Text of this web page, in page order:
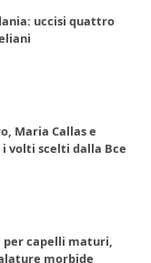
uccisi quattro
Maria Callas e
volti scelti dalla Bce
capelli maturi,
morbide